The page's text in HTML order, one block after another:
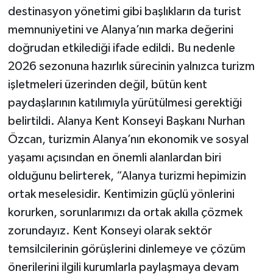
destinasyon yönetimi gibi başlıkların da turist
memnuniyetini ve Alanya’nın marka değerini
doğrudan etkilediği ifade edildi. Bu nedenle
2026 sezonuna hazırlık sürecinin yalnızca turizm
işletmeleri üzerinden değil, bütün kent
paydaşlarının katılımıyla yürütülmesi gerektiği
belirtildi. Alanya Kent Konseyi Başkanı Nurhan
Özcan, turizmin Alanya’nın ekonomik ve sosyal
yaşamı açısından en önemli alanlardan biri
olduğunu belirterek, “Alanya turizmi hepimizin
ortak meselesidir. Kentimizin güçlü yönlerini
korurken, sorunlarımızı da ortak akılla çözmek
zorundayız. Kent Konseyi olarak sektör
temsilcilerinin görüşlerini dinlemeye ve çözüm
önerilerini ilgili kurumlarla paylaşmaya devam